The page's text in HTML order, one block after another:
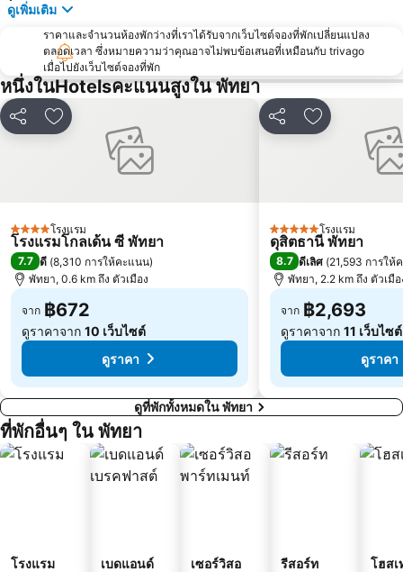
เอสเอฟเอ็กซ์ ซีเนม่า เซ็นทรัลพัทยาบีช
พัทยาเทเลกราฟฮิลล์
ดูเพิ่มเติม
ราคาและจำนวนห้องพักว่างที่เราได้รับจากเว็บไซต์จองที่พักเปลี่ยนแปลง
ตลอดเวลา ซึ่งหมายความว่าคุณอาจไม่พบข้อเสนอที่เหมือนกับ trivago
เมื่อไปยังเว็บไซต์จองที่พัก
หนึ่งในHotelsคะแนนสูงใน พัทยา
แชร์ เพิ่มในรายการโปรด
4 ดาว โรงแรม
โรงแรมโกลเด้น ซี พัทยา
7.7 ดี (8,310 การให้คะแนน)
พัทยา, 0.6 km ถึง ตัวเมือง
จาก ฿672
ดูราคาจาก 10 เว็บไซต์
ดูราคา
แชร์ เพิ่มในรายกา
5 ดาว โรงแรม
ดุสิตธานี พัทยา
8.7 ดีเลิศ (21,593 การให้
พัทยา, 2.2 km ถึง ตัวเมือ
จาก ฿2,693
ดูราคาจาก 11 เว็บไซต์
ดูราคา
ดูที่พักทั้งหมดใน พัทยา
ที่พักอื่นๆ ใน พัทยา
โรงแรม
เบดแอนด์
เซอร์วิสอ
รีสอร์ท โฮสเ